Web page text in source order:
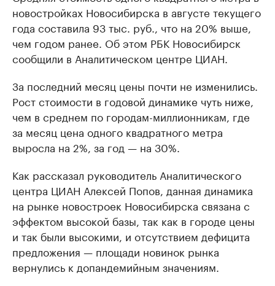
новостройках Новосибирска в августе текущего
года составила 93 тыс. руб., что на 20% выше,
чем годом ранее. Об этом РБК Новосибирск
сообщили в Аналитическом центре ЦИАН.
За последний месяц цены почти не изменились.
Рост стоимости в годовой динамике чуть ниже,
чем в среднем по городам-миллионникам, где
за месяц цена одного квадратного метра
выросла на 2%, за год — на 30%.
Как рассказал руководитель Аналитического
центра ЦИАН Алексей Попов, данная динамика
на рынке новостроек Новосибирска связана с
эффектом высокой базы, так как в городе цены
и так были высокими, и отсутствием дефицита
предложения — площади новинок рынка
вернулись к допандемийным значениям.